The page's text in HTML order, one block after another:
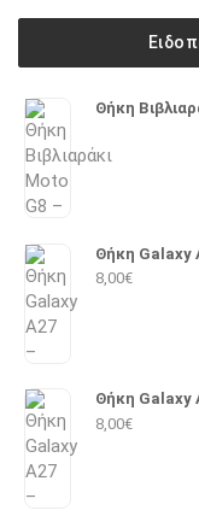
Θήκη
Θήκη Galaxy
8,00€
Θήκη Galaxy
8,00€